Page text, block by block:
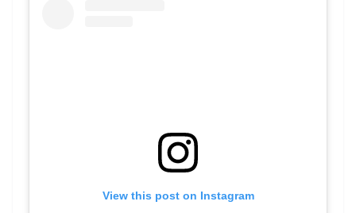
View this post on Instagram